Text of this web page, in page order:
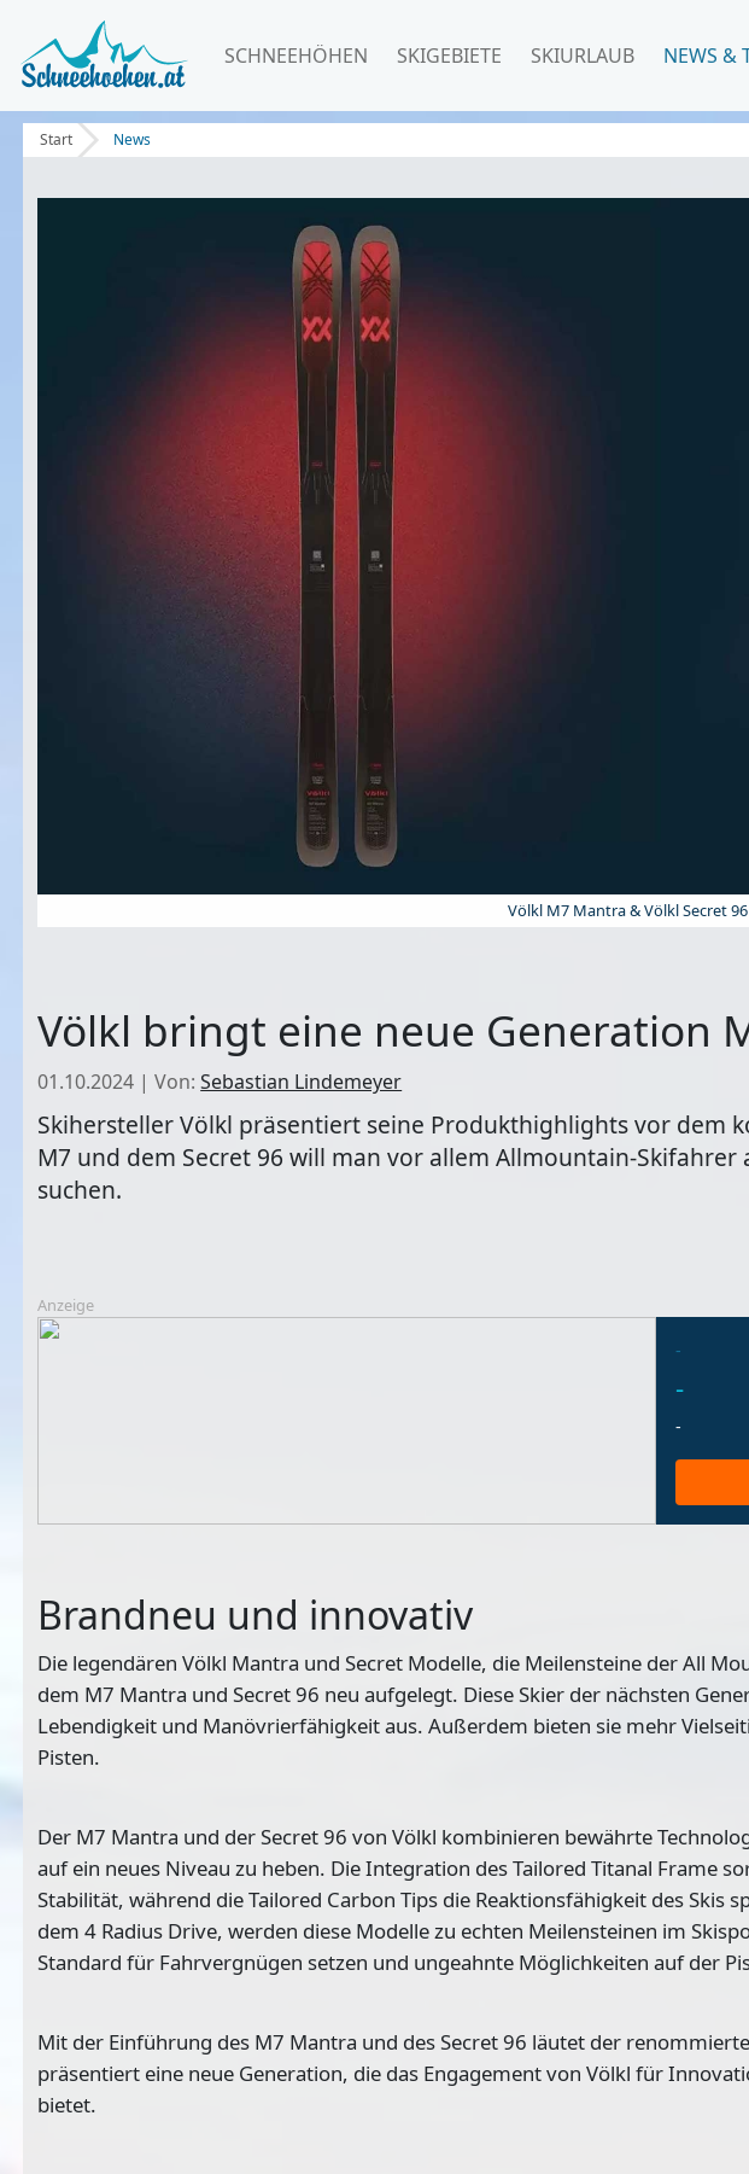
SCHNEEHÖHEN SKIGEBIETE SKIURLAUB NEWS &
Start News
Völkl M7 Mantra & Völkl Secret
Völkl bringt eine neue Generation
01.10.2024 |Von:Sebastian Lindemeyer
Skihersteller Völkl präsentiert seine Produkthighlights vor dem
M7 und dem Secret 96 will man vor allem Allmountain-Skifahrer
suchen.
Anzeige
-
-
-
Brandneu und innovativ
Die legendärenVölkl Mantra und Secret Modelle, die Meilensteine der All
dem M7 Mantra und Secret 96 neu aufgelegt. Diese Skier der nächsten
Lebendigkeit und Manövrierfähigkeit aus. Außerdem bieten sie mehr
Pisten.
Der M7 Mantra und der Secret 96 von Völkl kombinieren bewährte
auf ein neues Niveau zu heben. Die Integration desTailored Titanal Frame
Stabilität, während die Tailored Carbon Tips die Reaktionsfähigkeit des Skis
dem4 Radius Drive, werden diese Modelle zu echten Meilensteinen im
Standard für Fahrvergnügen setzen und ungeahnte Möglichkeiten auf der
Mit der Einführung des M7 Mantra und des Secret 96 läutet der
präsentiert eine neue Generation, die das Engagement von Völkl für
bietet.